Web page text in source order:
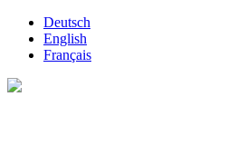
Deutsch
English
Français